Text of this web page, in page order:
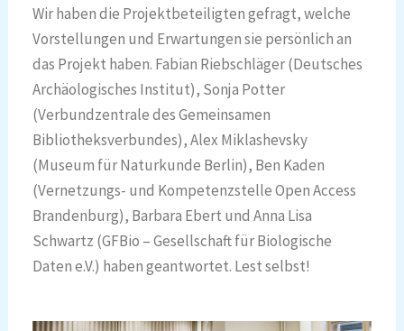
Wir haben die Projektbeteiligten gefragt, welche
Vorstellungen und Erwartungen sie persönlich an
das Projekt haben. Fabian Riebschläger (Deutsches
Archäologisches Institut), Sonja Potter
(Verbundzentrale des Gemeinsamen
Bibliotheksverbundes), Alex Miklashevsky
(Museum für Naturkunde Berlin), Ben Kaden
(Vernetzungs- und Kompetenzstelle Open Access
Brandenburg), Barbara Ebert und Anna Lisa
Schwartz (GFBio – Gesellschaft für Biologische
Daten e.V.) haben geantwortet. Lest selbst!